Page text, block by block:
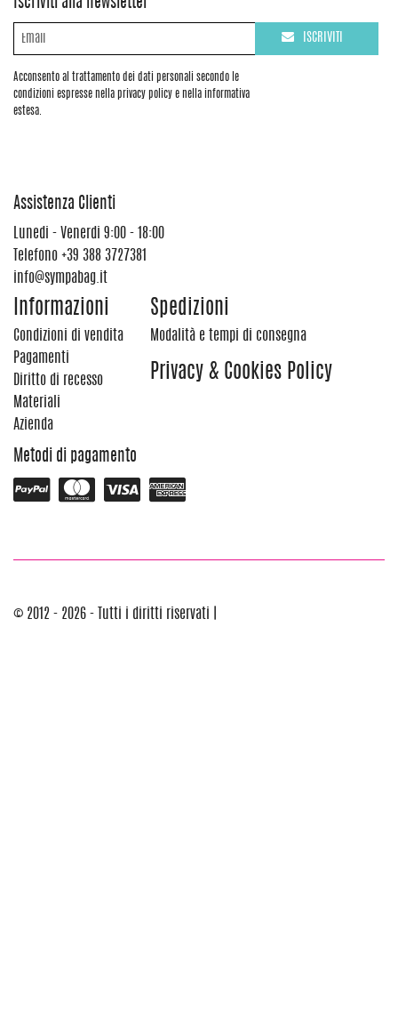
Iscriviti alla newsletter
Acconsento al trattamento dei dati personali secondo le
condizioni espresse nella privacy policy e nella informativa
estesa.
ISCRIVITI
Assistenza Clienti
Lunedi - Venerdi 9:00 - 18:00
Telefono +39 388 3727381
info@sympabag.it
Informazioni
Condizioni di vendita
Pagamenti
Diritto di recesso
Materiali
Azienda
Spedizioni
Modalità e tempi di consegna
Privacy & Cookies Policy
Metodi di pagamento
© 2012 - 2026 - Tutti i diritti riservati |